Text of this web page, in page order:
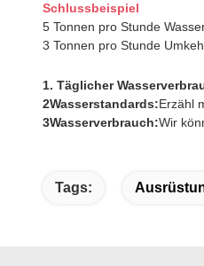
Schlussbeispiel
5 Tonnen pro Stunde
3 Tonnen pro Stunde
1. Täglicher
2Wasserstandards:Erzähl
3Wasserverbrauch:Wir
Tags: